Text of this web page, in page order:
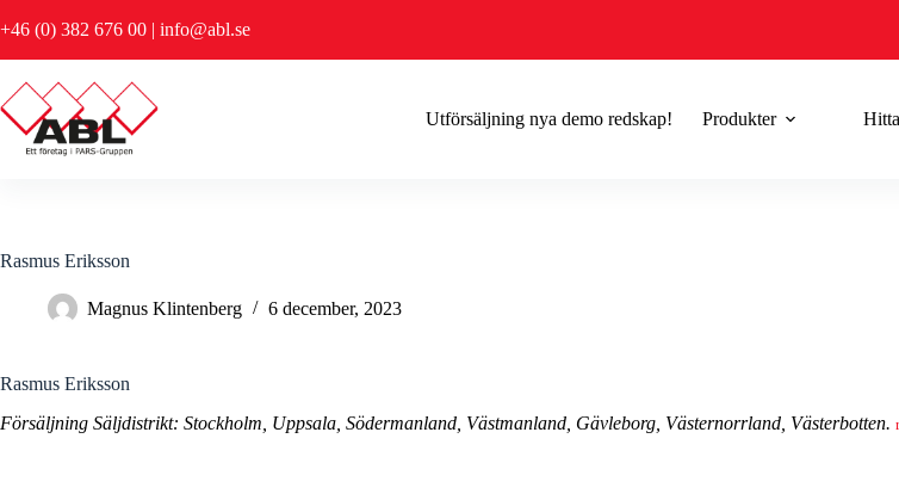
till
+46 (0) 382 676 00 | info@abl.se
Utförsäljning nya demo redskap! Produkter
Rasmus Eriksson
Magnus Klintenberg 6 december, 2023
Rasmus Eriksson
Försäljning Säljdistrikt: Stockholm, Uppsala, Södermanland, Västmanland, Gävleborg, Västernorrland, Västerbotten.